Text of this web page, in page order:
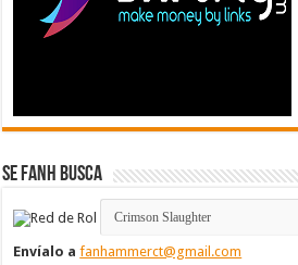
Se FanH Busca
Envíalo afanhammerct@gmail.com